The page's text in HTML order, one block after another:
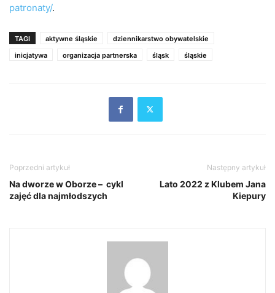
patronaty/.
TAGI aktywne śląskie
dziennikarstwo obywatelskie
inicjatywa
organizacja partnerska śląsk śląskie
Poprzedni artykuł
Na dworze w Oborze – cykl
zajęć dla najmłodszych
Następny artykuł
Lato 2022 z Klubem Jana
Kiepury